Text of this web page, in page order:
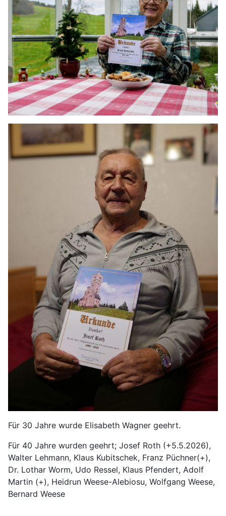
Für 30 Jahre wurde Elisabeth Wagner geehrt.
Für 40 Jahre wurden geehrt; Josef Roth (+5.5.2026),
Walter Lehmann, Klaus Kubitschek, Franz Püchner(+),
Dr. Lothar Worm, Udo Ressel, Klaus Pfendert, Adolf
Martin (+), Heidrun Weese-Alebiosu, Wolfgang Weese,
Bernard Weese